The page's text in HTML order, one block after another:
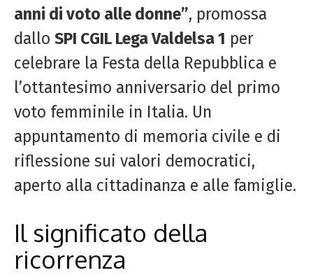
anni di voto alle donne”, promossa
dallo SPI CGIL Lega Valdelsa 1 per
celebrare la Festa della Repubblica e
l’ottantesimo anniversario del primo
voto femminile in Italia. Un
appuntamento di memoria civile e di
riflessione sui valori democratici,
aperto alla cittadinanza e alle famiglie.
Il significato della
ricorrenza